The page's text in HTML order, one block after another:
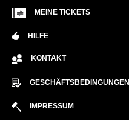
MEINE TICKETS
HILFE
KONTAKT
GESCHÄFTSBEDINGUNGEN
IMPRESSUM